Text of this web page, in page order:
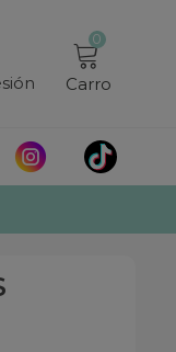
0
Carro